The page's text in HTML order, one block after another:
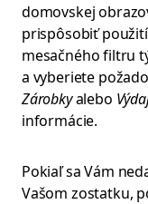
domovskej
prispôsobiť
mesačného filtru
a vyberiete
Zárobkyalebo
informácie.
Pokiaľ sa Vám
Vašom zostatku,